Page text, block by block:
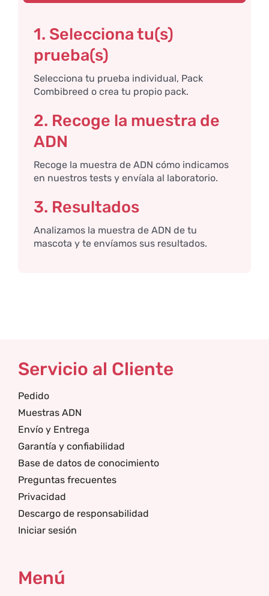
1. Selecciona tu(s)
prueba(s)
Selecciona tu prueba individual, Pack
Combibreed o crea tu propio pack.
2. Recoge la muestra de
ADN
Recoge la muestra de ADN cómo indicamos
en nuestros tests y envíala al laboratorio.
3. Resultados
Analizamos la muestra de ADN de tu
mascota y te envíamos sus resultados.
Servicio al Cliente
Pedido
Muestras ADN
Envío y Entrega
Garantía y confiabilidad
Base de datos de conocimiento
Preguntas frecuentes
Privacidad
Descargo de responsabilidad
Iniciar sesión
Menú